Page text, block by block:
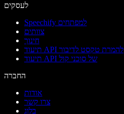
לעסקים
Speechify למפתחים
צוותים
חינוך
תיעוד API להמרת טקסט לדיבור
תיעוד API של סוכני קול
החברה
אודות
צרו קשר
בלוג